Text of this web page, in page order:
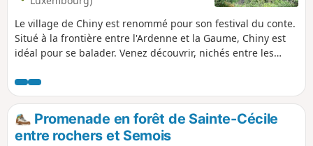
Le village de Chiny est renommé pour son festival du conte.
Situé à la frontière entre l'Ardenne et la Gaume, Chiny est
idéal pour se balader. Venez découvrir, nichés entre les
Parcours remanié
Promenade en forêt de Sainte-Cécile
entre rochers et Semois